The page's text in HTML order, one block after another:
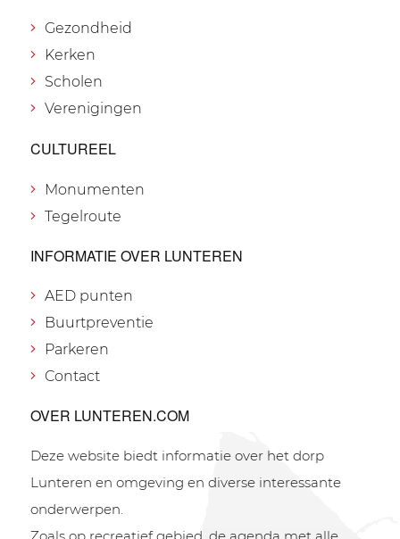
Gezondheid
Kerken
Scholen
Verenigingen
CULTUREEL
Monumenten
Tegelroute
INFORMATIE OVER LUNTEREN
AED punten
Buurtpreventie
Parkeren
Contact
OVER LUNTEREN.COM
Deze website biedt informatie over het dorp
Lunteren en omgeving en diverse interessante
onderwerpen.